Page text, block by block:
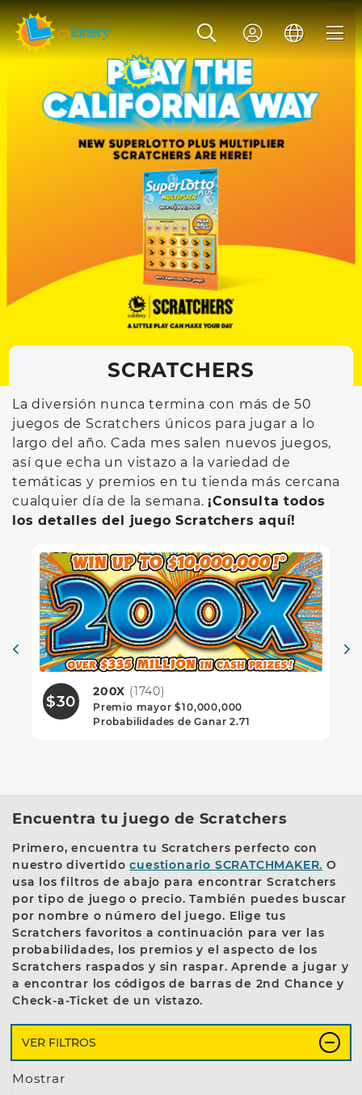
SCRATCHERS
La diversión nunca termina con más de 50
juegos de Scratchers únicos para jugar a lo
largo del año. Cada mes salen nuevos juegos,
así que echa un vistazo a la variedad de
temáticas y premios en tu tienda más cercana
cualquier día de la semana.¡Consulta todos
los detalles del juego Scratchers aquí!
$30
200X (1740)
Premio mayor $10,000,000
Probabilidades de Ganar 2.71
Encuentra tu juego de Scratchers
Primero, encuentra tu Scratchers perfecto con
nuestro divertidocuestionario SCRATCHMAKER. O
usa los filtros de abajo para encontrar Scratchers
por tipo de juego o precio. También puedes buscar
por nombre o número del juego. Elige tus
Scratchers favoritos a continuación para ver las
probabilidades, los premios y el aspecto de los
Scratchers raspados y sin raspar. Aprende a jugar y
a encontrar los códigos de barras de 2nd Chance y
Check-a-Ticket de un vistazo.
Los siguientes filtros y cuadro de búsqueda
VER FILTROS
Mostrar